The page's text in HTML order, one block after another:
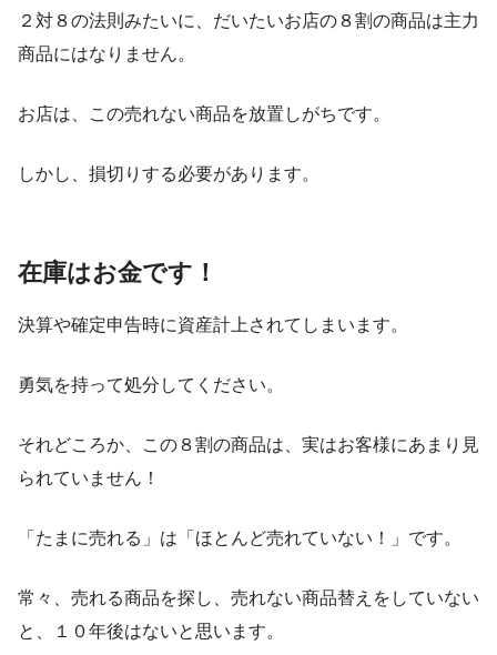
２対８の法則みたいに、だいたいお店の８割の商品は主力
商品にはなりません。
お店は、この売れない商品を放置しがちです。
しかし、損切りする必要があります。
在庫はお金です！
決算や確定申告時に資産計上されてしまいます。
勇気を持って処分してください。
それどころか、この８割の商品は、実はお客様にあまり見
られていません！
「たまに売れる」は「ほとんど売れていない！」です。
常々、売れる商品を探し、売れない商品替えをしていない
と、１０年後はないと思います。